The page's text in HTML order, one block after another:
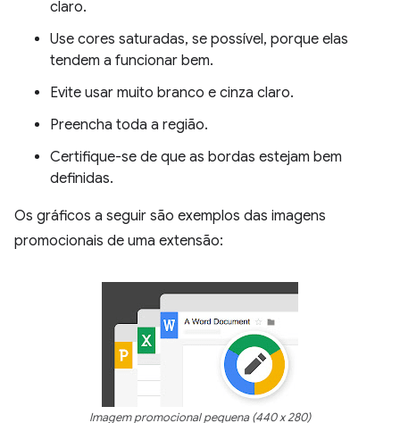
claro.
Use cores saturadas, se possível, porque elas
tendem a funcionar bem.
Evite usar muito branco e cinza claro.
Preencha toda a região.
Certifique-se de que as bordas estejam bem
definidas.
Os gráficos a seguir são exemplos das imagens
promocionais de uma extensão:
Imagem promocional pequena (440 x 280)